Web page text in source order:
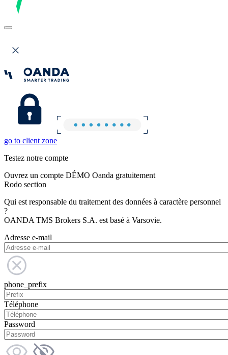
go to client zone
Testez notre compte
Ouvrez un compte DÉMO Oanda gratuitement
Rodo section
Qui est responsable du traitement des données à caractère personnel
?
OANDA TMS Brokers S.A. est basé à Varsovie.
Adresse e-mail
phone_prefix
Téléphone
Password